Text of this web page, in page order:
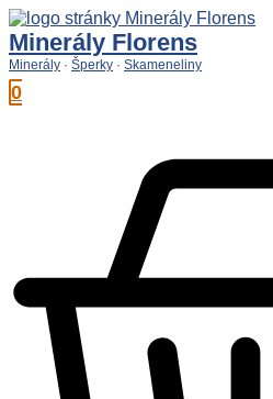
Preskočiť
na
obsah
Minerály Florens
Minerály · Šperky · Skameneliny
0